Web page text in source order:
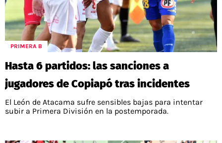
PRIMERA B
Hasta 6 partidos: las sanciones a
jugadores de Copiapó tras incidentes
El León de Atacama sufre sensibles bajas para intentar
subir a Primera División en la postemporada.